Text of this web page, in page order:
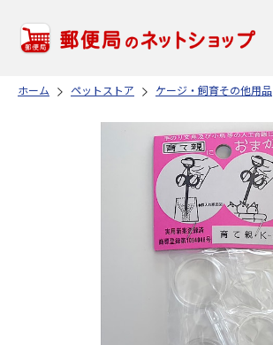
ホーム ペットストア ケージ・飼育その他用品